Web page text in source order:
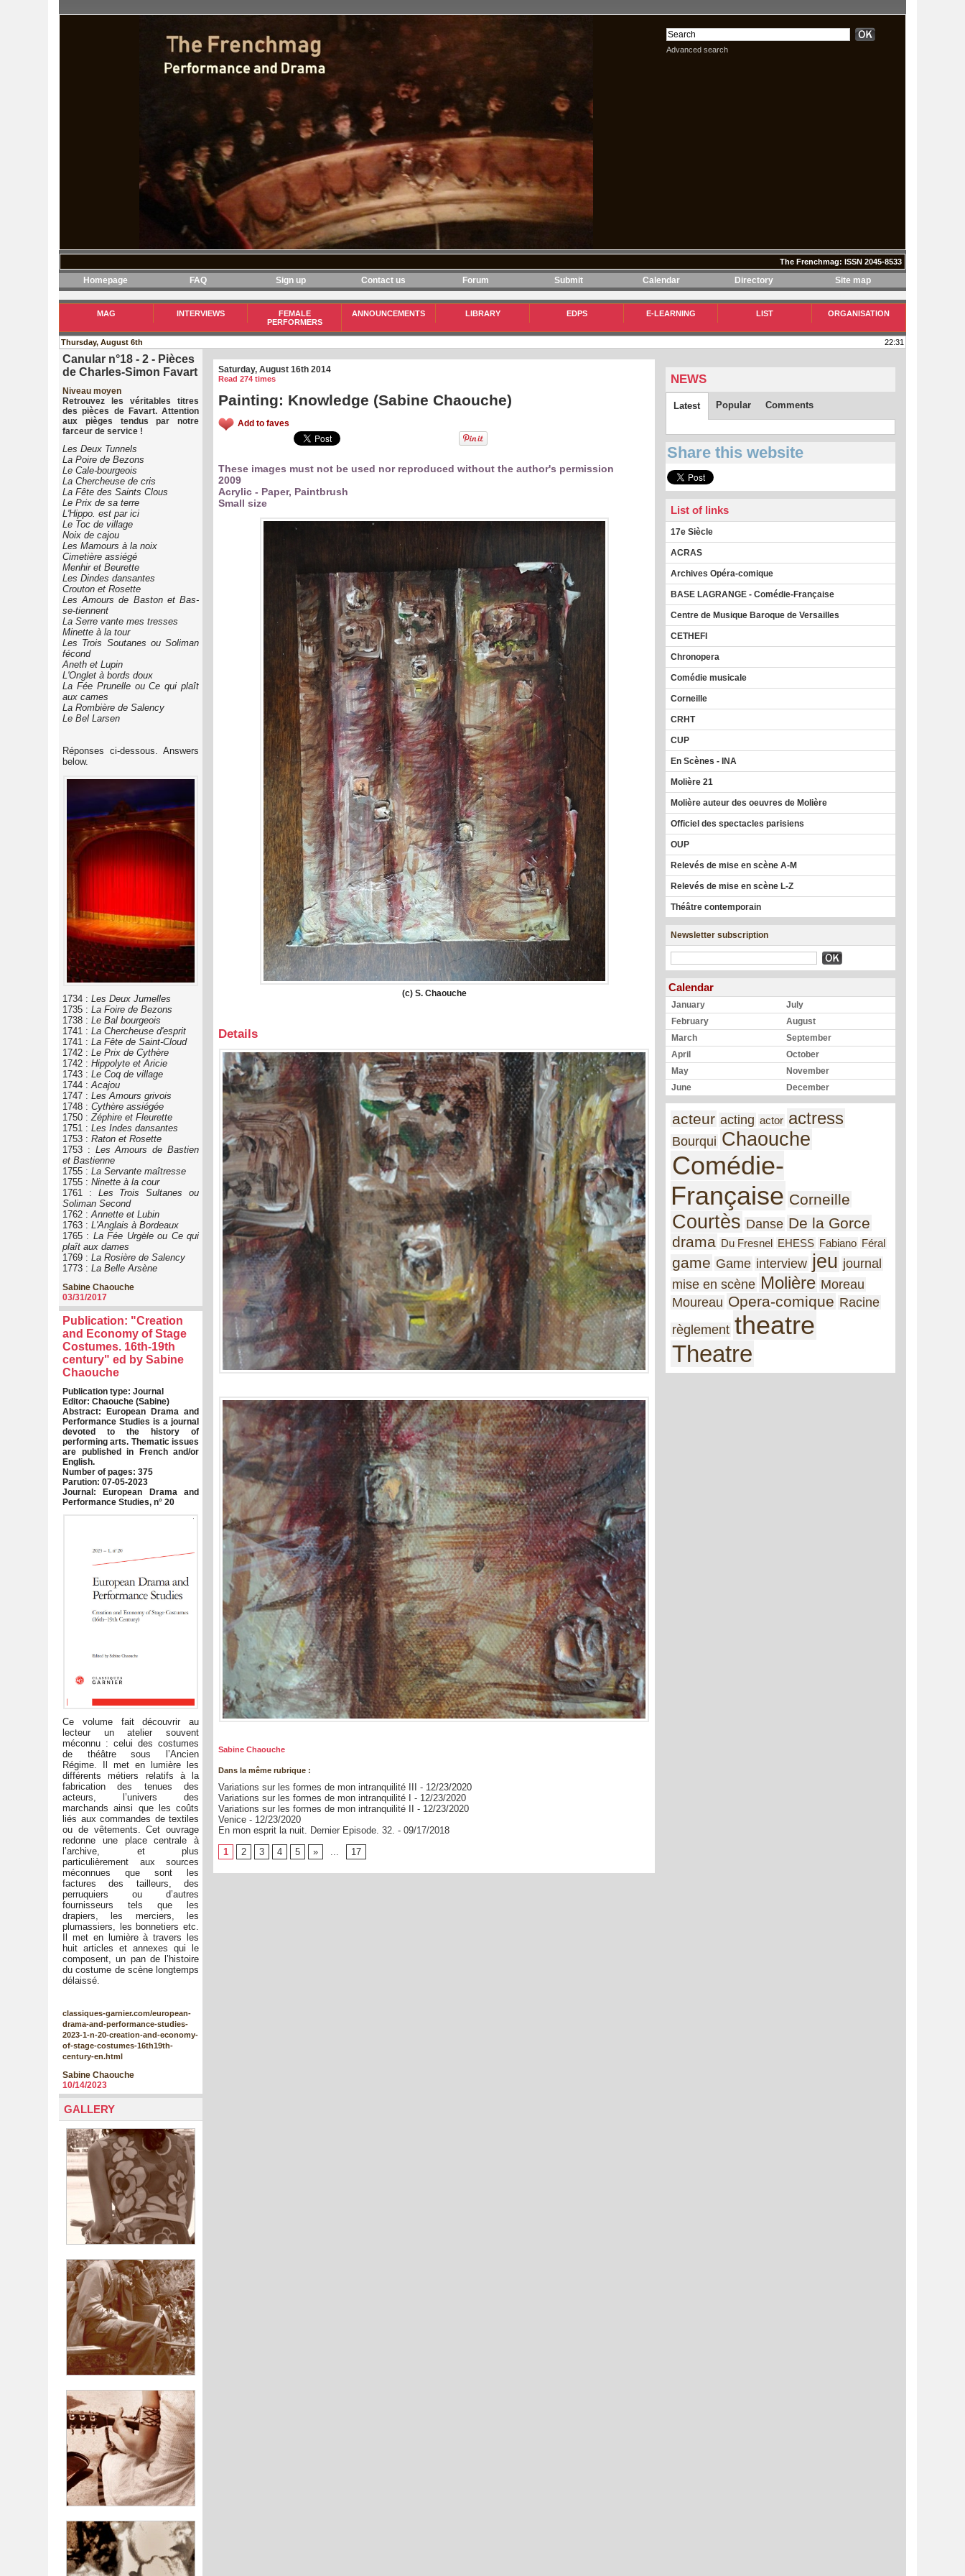
Advanced search
The Frenchmag: ISSN 2045-8533
Homepage FAQ Sign up Contact us Forum Submit Calendar Directory Site map
MAG INTERVIEWS
FEMALE
PERFORMERS
ANNOUNCEMENTS LIBRARY EDPS E-LEARNING LIST ORGANISATION
Thursday, August 6th 22:31
Canular n°18 - 2 - Pièces
de Charles-Simon Favart
Niveau moyen
Retrouvez les véritables titres
des pièces de Favart. Attention
aux pièges tendus par notre
farceur de service !
Les Deux Tunnels
La Poire de Bezons
Le Cale-bourgeois
La Chercheuse de cris
La Fête des Saints Clous
Le Prix de sa terre
L'Hippo. est par ici
Le Toc de village
Noix de cajou
Les Mamours à la noix
Cimetière assiégé
Menhir et Beurette
Les Dindes dansantes
Crouton et Rosette
Les Amours de Baston et Bas-
se-tiennent
La Serre vante mes tresses
Minette à la tour
Les Trois Soutanes ou Soliman
fécond
Aneth et Lupin
L'Onglet à bords doux
La Fée Prunelle ou Ce qui plaît
aux cames
La Rombière de Salency
Le Bel Larsen
Réponses ci-dessous. Answers
below.
1734 : Les Deux Jumelles
1735 : La Foire de Bezons
1738 : Le Bal bourgeois
1741 : La Chercheuse d'esprit
1741 : La Fête de Saint-Cloud
1742 : Le Prix de Cythère
1742 : Hippolyte et Aricie
1743 : Le Coq de village
1744 : Acajou
1747 : Les Amours grivois
1748 : Cythère assiégée
1750 : Zéphire et Fleurette
1751 : Les Indes dansantes
1753 : Raton et Rosette
1753 : Les Amours de Bastien
et Bastienne
1755 : La Servante maîtresse
1755 : Ninette à la cour
1761 : Les Trois Sultanes ou
Soliman Second
1762 : Annette et Lubin
1763 : L'Anglais à Bordeaux
1765 : La Fée Urgèle ou Ce qui
plaît aux dames
1769 : La Rosière de Salency
1773 : La Belle Arsène
Sabine Chaouche
03/31/2017
Publication: "Creation
and Economy of Stage
Costumes. 16th-19th
century" ed by Sabine
Chaouche
Publication type: Journal
Editor: Chaouche (Sabine)
Abstract: European Drama and
Performance Studies is a journal
devoted to the history of
performing arts. Thematic issues
are published in French and/or
English.
Number of pages: 375
Parution: 07-05-2023
Journal: European Drama and
Performance Studies, n° 20
Ce volume fait découvrir au
lecteur un atelier souvent
méconnu : celui des costumes
de théâtre sous l’Ancien
Régime. Il met en lumière les
différents métiers relatifs à la
fabrication des tenues des
acteurs, l’univers des
marchands ainsi que les coûts
liés aux commandes de textiles
ou de vêtements. Cet ouvrage
redonne une place centrale à
l’archive, et plus
particulièrement aux sources
méconnues que sont les
factures des tailleurs, des
perruquiers ou d’autres
fournisseurs tels que les
drapiers, les merciers, les
plumassiers, les bonnetiers etc.
Il met en lumière à travers les
huit articles et annexes qui le
composent, un pan de l’histoire
du costume de scène longtemps
délaissé.
classiques-garnier.com/european-
drama-and-performance-studies-
2023-1-n-20-creation-and-economy-
of-stage-costumes-16th19th-
century-en.html
Sabine Chaouche
10/14/2023
GALLERY
Saturday, August 16th 2014
Read 274 times
Painting: Knowledge (Sabine Chaouche)
Add to faves
These images must not be used nor reproduced without the author's permission
2009
Acrylic - Paper, Paintbrush
Small size
(c) S. Chaouche
Details
Sabine Chaouche
Dans la même rubrique :
Variations sur les formes de mon intranquilité III - 12/23/2020
Variations sur les formes de mon intranquilité I - 12/23/2020
Variations sur les formes de mon intranquilité II - 12/23/2020
Venice - 12/23/2020
En mon esprit la nuit. Dernier Episode. 32. - 09/17/2018
1
2 3 4 5 » 17
NEWS
Latest Popular Comments
Share this website
List of links
17e Siècle
ACRAS
Archives Opéra-comique
BASE LAGRANGE - Comédie-Française
Centre de Musique Baroque de Versailles
CETHEFI
Chronopera
Comédie musicale
Corneille
CRHT
CUP
En Scènes - INA
Molière 21
Molière auteur des oeuvres de Molière
Officiel des spectacles parisiens
OUP
Relevés de mise en scène A-M
Relevés de mise en scène L-Z
Théâtre contemporain
Newsletter subscription
Calendar
January
February
March
April
May
June
July
August
September
October
November
December
acteur acting actor actress
Bourqui Chaouche
Comédie-
Française Corneille
Courtès Danse De la Gorce
drama Du Fresnel EHESS Fabiano Féral
game Game interview jeu journal
mise en scène Molière Moreau
Moureau Opera-comique Racine
règlement theatre
Theatre